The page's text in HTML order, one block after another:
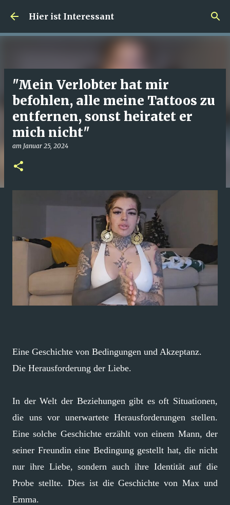
Direkt zum Hauptbereich
Hier ist Interessant
"Mein Verlobter hat mir
befohlen, alle meine Tattoos zu
entfernen, sonst heiratet er
mich nicht"
am Januar 25, 2024
Eine Geschichte von Bedingungen und Akzeptanz.
Die Herausforderung der Liebe.
In der Welt der Beziehungen gibt es oft Situationen,
die uns vor unerwartete Herausforderungen stellen.
Eine solche Geschichte erzählt von einem Mann, der
seiner Freundin eine Bedingung gestellt hat, die nicht
nur ihre Liebe, sondern auch ihre Identität auf die
Probe stellte. Dies ist die Geschichte von Max und
Emma.